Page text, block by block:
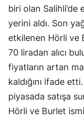
biri olan
yerini aldı. Son
etkilenen Hörli ve
70 liradan alıcı
fiyatların artan
kaldığını ifade
piyasada satışa
Hörli ve Burlet